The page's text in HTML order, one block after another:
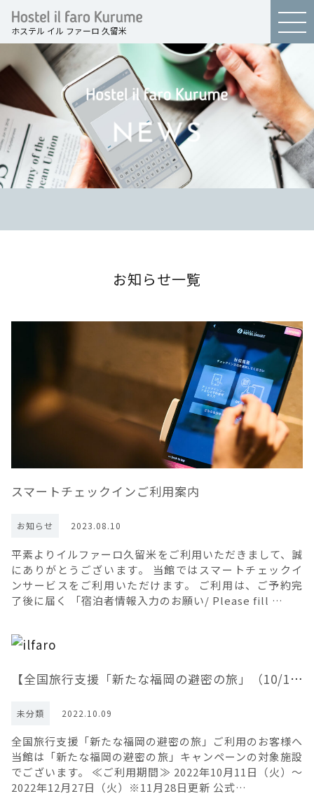
ホステル イル ファーロ 久留米
お知らせ一覧
スマートチェックインご利用案内
お知らせ 2023.08.10
平素よりイルファーロ久留米をご利用いただきまして、誠
にありがとうございます。 当館ではスマートチェックイ
ンサービスをご利用いただけます。 ご利用は、ご予約完
了後に届く 「宿泊者情報入力のお願い/ Please fill …
【全国旅行支援「新たな福岡の避密の旅」（10/11～12/27）のご案内】※11月28日更新
未分類 2022.10.09
全国旅行支援「新たな福岡の避密の旅」ご利用のお客様へ
当館は「新たな福岡の避密の旅」キャンペーンの対象施設
でございます。 ≪ご利用期間≫ 2022年10月11日（火）～
2022年12月27日（火）※11月28日更新 公式…